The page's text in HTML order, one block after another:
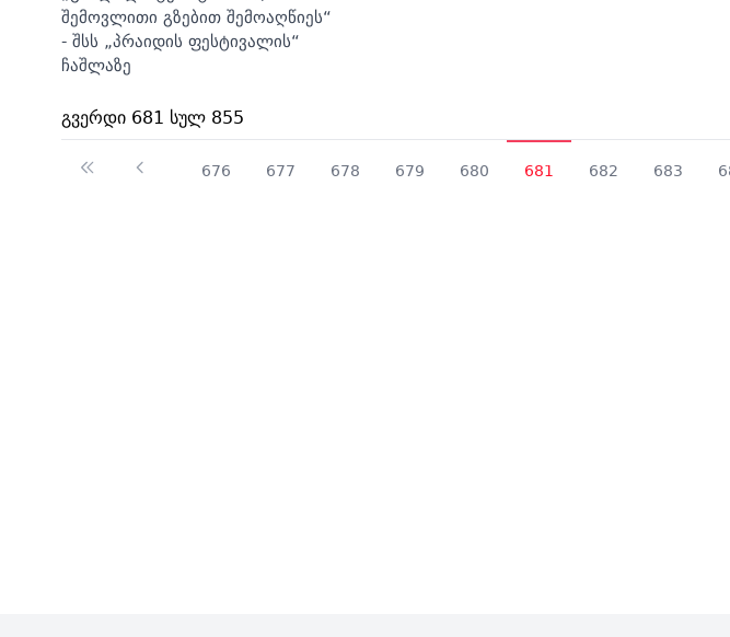
შემოვლითი გზებით შემოაღწიეს“
- შსს „პრაიდის ფესტივალის“
ჩაშლაზე
გვერდი 681 სულ 855
676 677 678 679 680 681 682 683